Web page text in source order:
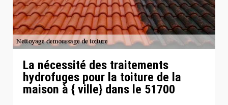
La nécessité des traitements
hydrofuges pour la toiture de la
maison à { ville} dans le 51700